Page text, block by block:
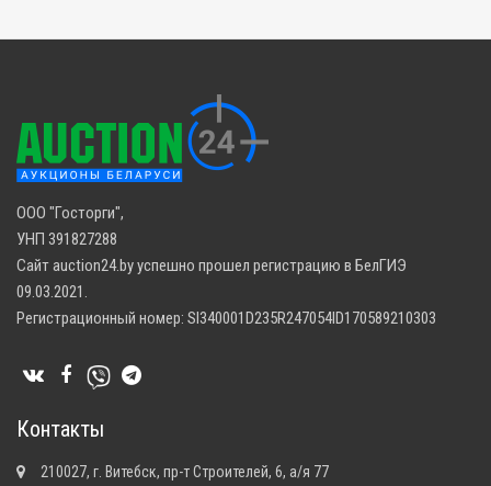
ООО "Госторги",
УНП 391827288
Сайт auction24.by успешно прошел регистрацию в БелГИЭ
09.03.2021.
Регистрационный номер: SI340001D235R247054ID170589210303
Контакты
210027, г. Витебск, пр-т Строителей, 6, а/я 77